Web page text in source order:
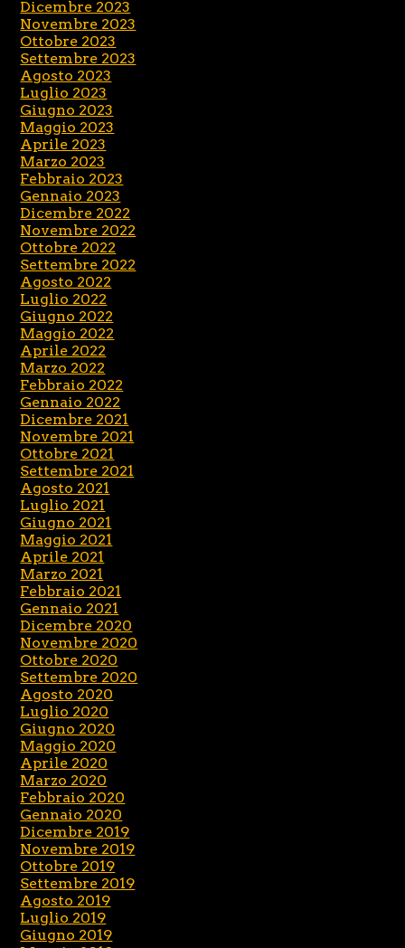
Dicembre 2023
Novembre 2023
Ottobre 2023
Settembre 2023
Agosto 2023
Luglio 2023
Giugno 2023
Maggio 2023
Aprile 2023
Marzo 2023
Febbraio 2023
Gennaio 2023
Dicembre 2022
Novembre 2022
Ottobre 2022
Settembre 2022
Agosto 2022
Luglio 2022
Giugno 2022
Maggio 2022
Aprile 2022
Marzo 2022
Febbraio 2022
Gennaio 2022
Dicembre 2021
Novembre 2021
Ottobre 2021
Settembre 2021
Agosto 2021
Luglio 2021
Giugno 2021
Maggio 2021
Aprile 2021
Marzo 2021
Febbraio 2021
Gennaio 2021
Dicembre 2020
Novembre 2020
Ottobre 2020
Settembre 2020
Agosto 2020
Luglio 2020
Giugno 2020
Maggio 2020
Aprile 2020
Marzo 2020
Febbraio 2020
Gennaio 2020
Dicembre 2019
Novembre 2019
Ottobre 2019
Settembre 2019
Agosto 2019
Luglio 2019
Giugno 2019